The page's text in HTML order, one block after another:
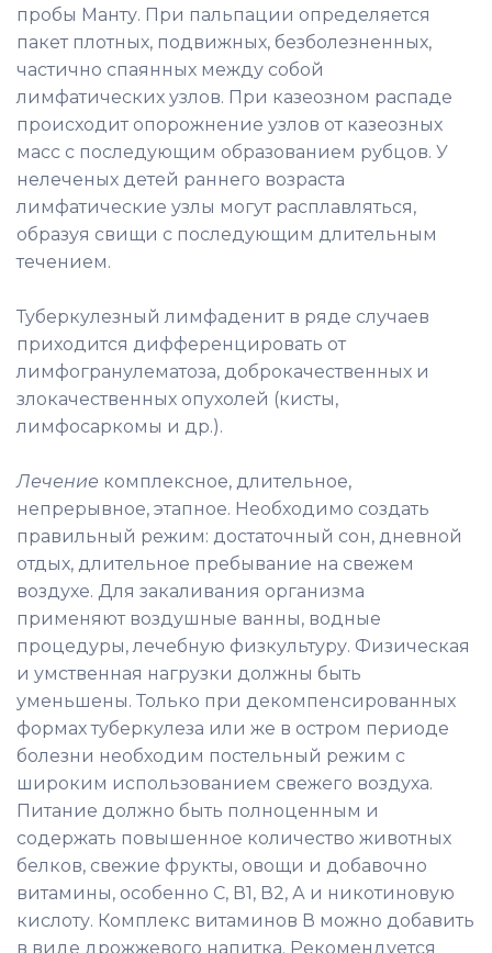
пробы Манту. При пальпации определяется
пакет плотных, подвижных, безболезненных,
частично спаянных между собой
лимфатических узлов. При казеозном распаде
происходит опорожнение узлов от казеозных
масс с последующим образованием рубцов. У
нелеченых детей раннего возраста
лимфатические узлы могут расплавляться,
образуя свищи с последующим длительным
течением.
Туберкулезный лимфаденит в ряде случаев
приходится дифференцировать от
лимфогранулематоза, доброкачественных и
злокачественных опухолей (кисты,
лимфосаркомы и др.).
Лечение комплексное, длительное,
непрерывное, этапное. Необходимо создать
правильный режим: достаточный сон, дневной
отдых, длительное пребывание на свежем
воздухе. Для закаливания организма
применяют воздушные ванны, водные
процедуры, лечебную физкультуру. Физическая
и умственная нагрузки должны быть
уменьшены. Только при декомпенсированных
формах туберкулеза или же в остром периоде
болезни необходим постельный режим с
широким использованием свежего воздуха.
Питание должно быть полноценным и
содержать повышенное количество животных
белков, свежие фрукты, овощи и добавочно
витамины, особенно С, В1, В2, А и никотиновую
кислоту. Комплекс витаминов В можно добавить
в виде дрожжевого напитка. Рекомендуется